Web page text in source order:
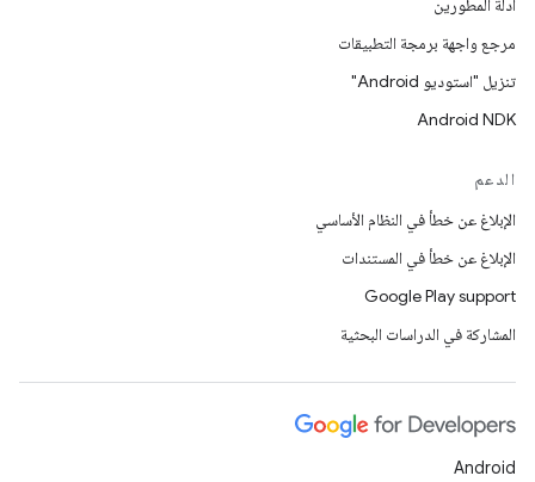
أدلّة المطورين
مرجع واجهة برمجة التطبيقات
تنزيل "استوديو Android"
Android NDK
الدعم
الإبلاغ عن خطأ في النظام الأساسي
الإبلاغ عن خطأ في المستندات
Google Play support
المشاركة في الدراسات البحثية
Android